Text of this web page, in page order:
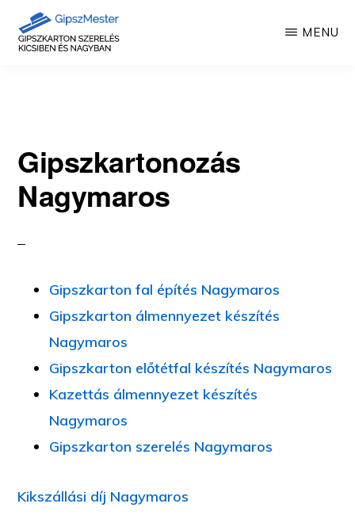
MENU
Gipszkartonozás
Nagymaros
Gipszkarton fal építés Nagymaros
Gipszkarton álmennyezet készítés
Nagymaros
Gipszkarton előtétfal készítés Nagymaros
Kazettás álmennyezet készítés
Nagymaros
Gipszkarton szerelés Nagymaros
Kikszállási díj Nagymaros